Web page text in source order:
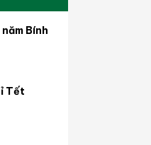
Bính
Tết